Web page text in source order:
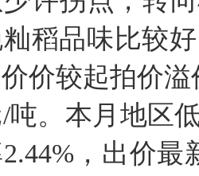
籼稻品味比较
价较起拍价
吨。本月地区
，出价最